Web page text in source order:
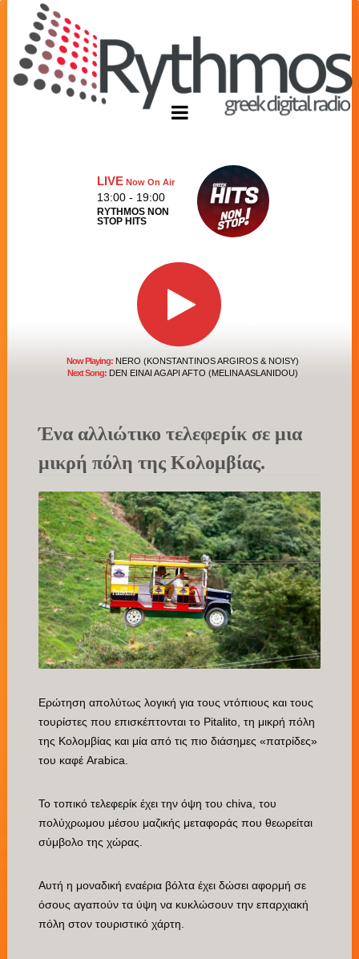
LIVENow On Air
13:00 - 19:00
RYTHMOS NON
STOP HITS
Now Playing: NERO (KONSTANTINOS ARGIROS & NOISY)
Next Song: DEN EINAI AGAPI AFTO (MELINA ASLANIDOU)
Ένα αλλιώτικο τελεφερίκ σε μια
μικρή πόλη της Κολομβίας.
Ερώτηση απολύτως λογική για τους ντόπιους και τους
τουρίστες που επισκέπτονται το Pitalito, τη μικρή πόλη
της Κολομβίας και μία από τις πιο διάσημες «πατρίδες»
του καφέ Arabica.
Το τοπικό τελεφερίκ έχει την όψη του chiva, του
πολύχρωμου μέσου μαζικής μεταφοράς που θεωρείται
σύμβολο της χώρας.
Αυτή η μοναδική εναέρια βόλτα έχει δώσει αφορμή σε
όσους αγαπούν τα ύψη να κυκλώσουν την επαρχιακή
πόλη στον τουριστικό χάρτη.